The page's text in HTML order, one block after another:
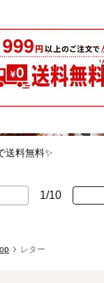
送料無料✨️
1/10
レター